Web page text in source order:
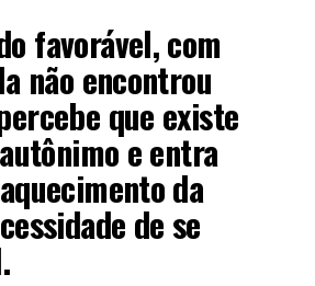
favorável, com
não encontrou
que existe
e entra
da
de se